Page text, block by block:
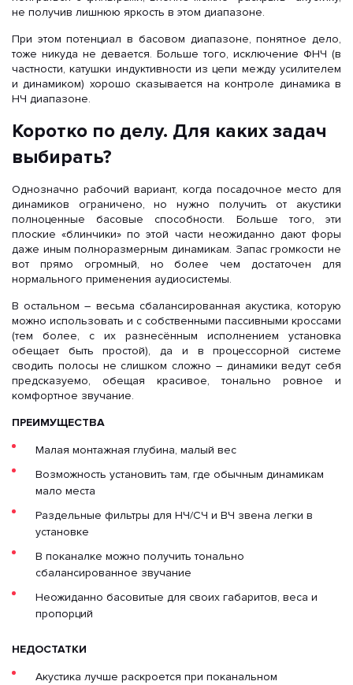
не получив лишнюю яркость в этом диапазоне.
При этом потенциал в басовом диапазоне, понятное дело,
тоже никуда не девается. Больше того, исключение ФНЧ (в
частности, катушки индуктивности из цепи между усилителем
и динамиком) хорошо сказывается на контроле динамика в
НЧ диапазоне.
Коротко по делу. Для каких задач
выбирать?
Однозначно рабочий вариант, когда посадочное место для
динамиков ограничено, но нужно получить от акустики
полноценные басовые способности. Больше того, эти
плоские «блинчики» по этой части неожиданно дают форы
даже иным полноразмерным динамикам. Запас громкости не
вот прямо огромный, но более чем достаточен для
нормального применения аудиосистемы.
В остальном – весьма сбалансированная акустика, которую
можно использовать и с собственными пассивными кроссами
(тем более, с их разнесённым исполнением установка
обещает быть простой), да и в процессорной системе
сводить полосы не слишком сложно – динамики ведут себя
предсказуемо, обещая красивое, тонально ровное и
комфортное звучание.
ПРЕИМУЩЕСТВА
Малая монтажная глубина, малый вес
Возможность установить там, где обычным динамикам
мало места
Раздельные фильтры для НЧ/СЧ и ВЧ звена легки в
установке
В поканалке можно получить тонально
сбалансированное звучание
Неожиданно басовитые для своих габаритов, веса и
пропорций
НЕДОСТАТКИ
Акустика лучше раскроется при поканальном